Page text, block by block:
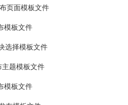
页面模板文件
模板文件
选择模板文件
主题模板文件
模板文件